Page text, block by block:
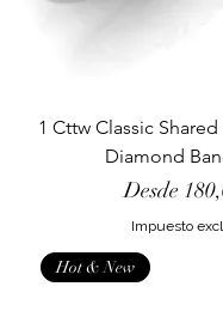
1 Cttw Classic
Diamond
Desde
Precio de
Impuesto
Hot & New